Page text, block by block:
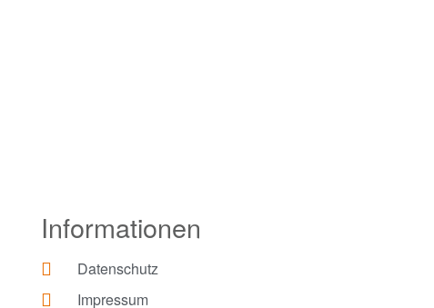
Informationen
Datenschutz
Impressum